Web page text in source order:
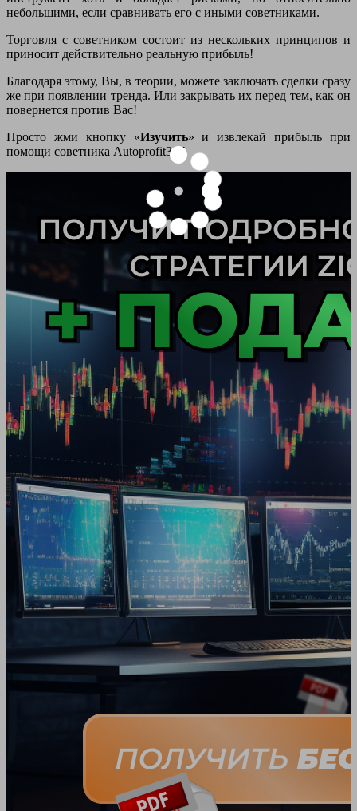
небольшими, если сравнивать его с иными советниками.
Торговля с советником состоит из нескольких принципов и
приносит действительно реальную прибыль!
Благодаря этому, Вы, в теории, можете заключать сделки сразу
же при появлении тренда. Или закрывать их перед тем, как он
повернется против Вас!
Просто жми кнопку «Изучить» и извлекай прибыль при
помощи советника Autoprofit3.0!